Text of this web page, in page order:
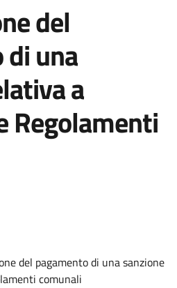
del
una
a
Regolamenti
del pagamento di una sanzione
comunali